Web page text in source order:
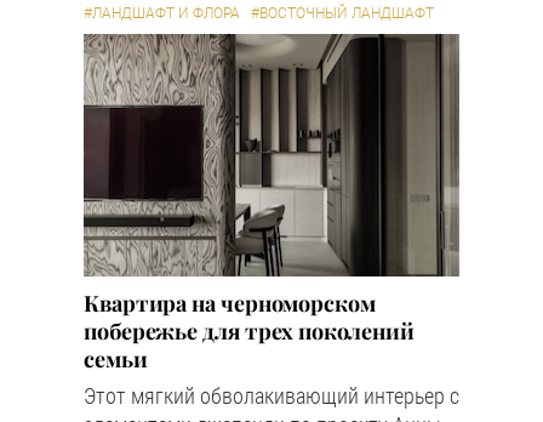
#ЛАНДШАФТ И ФЛОРА #ВОСТОЧНЫЙ ЛАНДШАФТ
Квартира на черноморском
побережье для трех поколений
семьи
Этот мягкий обволакивающий интерьер с